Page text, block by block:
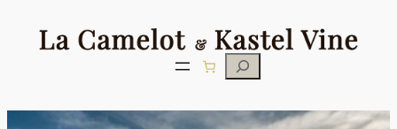
Søg